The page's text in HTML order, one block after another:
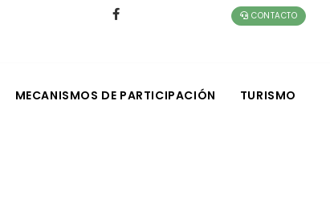
CONTACTO
MECANISMOS DE PARTICIPACIÓN TURISMO